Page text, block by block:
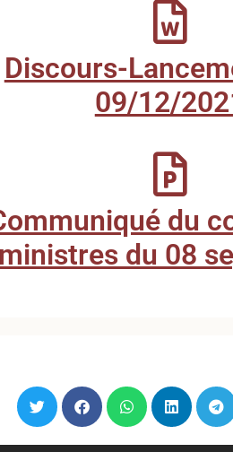
Discours-
09/12/
du
ministres du 08